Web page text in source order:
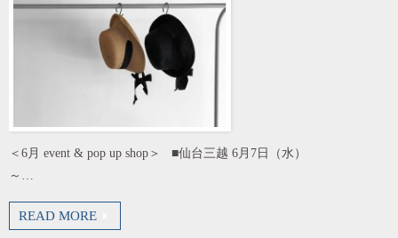
＜6月 event & pop up shop＞ ■仙台三越 6月7日（水）
～…
READ MORE